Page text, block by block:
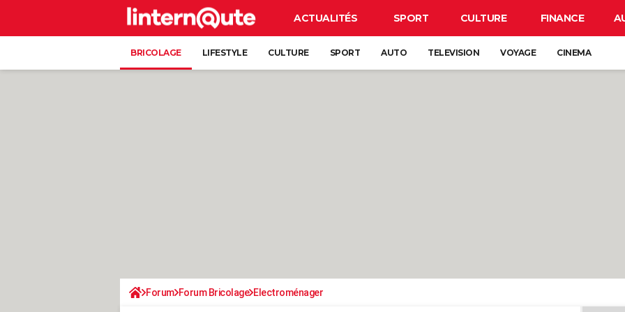
ACTUALITÉS SPORT CULTURE FINANCE
BRICOLAGE LIFESTYLE CULTURE SPORT AUTO TELEVISION VOYAGE CINEMA
Forum Forum Bricolage Electroménager